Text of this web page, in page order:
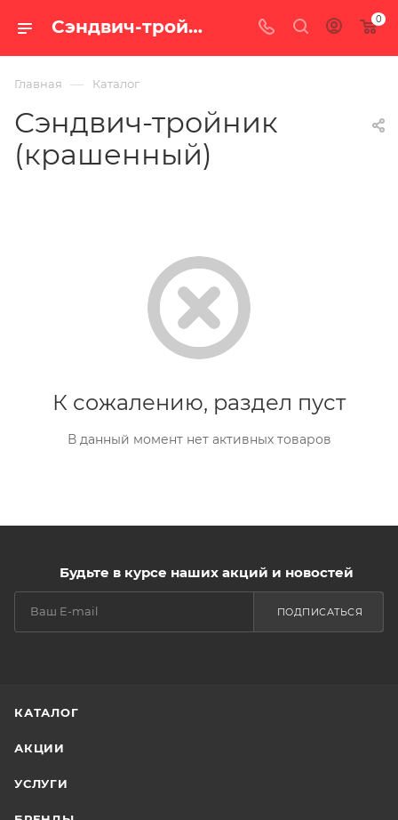
Сэндвич-тройник (крашенный) — купить по цене от 4 550 руб. с доставкой по России в интернет-магазине «100 печей.ру» 0
Главная — Каталог
Сэндвич-тройник
(крашенный)
К сожалению, раздел пуст
В данный момент нет активных товаров
Будьте в курсе наших акций и новостей
ПОДПИСАТЬСЯ
КАТАЛОГ
АКЦИИ
УСЛУГИ